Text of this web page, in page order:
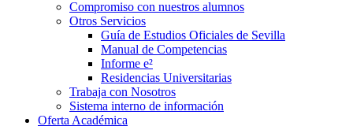
Compromiso con nuestros alumnos
Otros Servicios
Guía de Estudios Oficiales de Sevilla
Manual de Competencias
Informe e²
Residencias Universitarias
Trabaja con Nosotros
Sistema interno de información
Oferta Académica